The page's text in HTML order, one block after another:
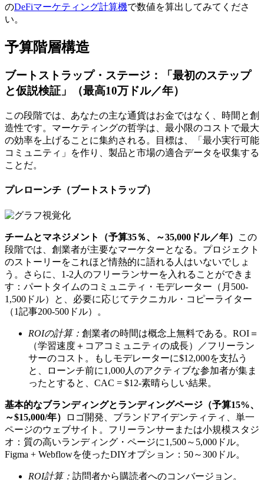
のDeFiマーケティング計算機で数値を算出してみてくださ
い。
予算階層構造
ブートストラップ・ステージ：「最初のステップ
と仮説検証」（最高10万ドル／年）
この段階では、あなたの主な通貨はお金ではなく、時間と創
造性です。マーケティングの哲学は、最小限のコストで最大
の効率を上げることに集約される。目標は、「最小実行可能
コミュニティ」を作り、製品と市場の適合データを収集する
ことだ。
プレローンチ（ブートストラップ）
チームとマネジメント（予算35％、～35,000ドル／年）
この
段階では、創業者が主要なマーケターとなる。プロジェクト
のストーリーをこれほど情熱的に語れる人はいないでしょ
う。さらに、1-2人のフリーランサーを入れることができま
す：パートタイムのコミュニティ・モデレーター（月500-
1,500ドル）と、必要に応じてテクニカル・コピーライター
（1記事200-500ドル）。
ROIの計算： 創業者の時間は概念上無料である。ROI＝
（学習速度＋コアコミュニティの成長）／フリーラン
サーのコスト。もしモデレーターに$12,000を支払う
と、ローンチ前に1,000人のアクティブな参加者が集ま
ったとすると、CAC = $12-素晴らしい結果。
基本的なブランディングとランディングページ（予算15%、
～$15,000/年）
ロゴ開発、ブランドアイデンティティ、単一
ページのウェブサイト。フリーランサーまたは小規模スタジ
オ：質の高いランディング・ページに1,500～5,000ドル。
Figma + Webflowを使ったDIYオプション：50～300ドル。
ROI計算： 訪問者から購読者へのコンバージョン。